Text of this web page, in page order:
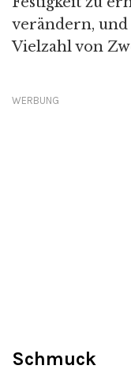
verändern,
Vielzahl von
WERBUNG
Schmuck